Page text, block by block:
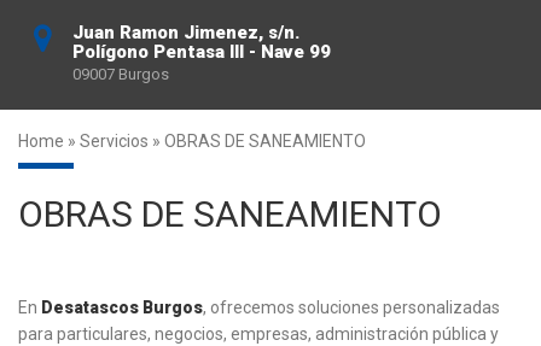
Juan Ramon Jimenez, s/n.
Polígono Pentasa III - Nave 99
09007 Burgos
Home » Servicios » OBRAS DE SANEAMIENTO
OBRAS DE SANEAMIENTO
En Desatascos Burgos, ofrecemos soluciones personalizadas
para particulares, negocios, empresas, administración pública y